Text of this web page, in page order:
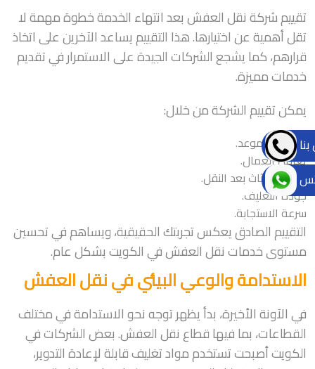
تقييم شركة نقل العفش بعد انتهاء الخدمة خطوة مهمة لا
تقل أهمية عن اختيارها. هذا التقييم يساعد الآخرين على اتخاذ
قرارهم، كما يشجع الشركات الجيدة على الاستمرار في تقديم
خدمات مميزة.
يمكن تقييم الشركة من خلال:
الالتزام بالموعد.
تعامل العمال.
سلامة الأثاث بعد النقل.
جودة التغليف.
سرعة الاستجابة.
التقييم الصادق يعكس تجربتك الحقيقية، ويساهم في تحسين
مستوى خدمات نقل العفش في الكويت بشكل عام.
الاستدامة والوعي البيئي في نقل العفش
في الآونة الأخيرة، بدأ يظهر توجه نحو الاستدامة في مختلف
القطاعات، بما فيها قطاع نقل العفش. بعض الشركات في
الكويت أصبحت تستخدم مواد تغليف قابلة لإعادة التدوير،